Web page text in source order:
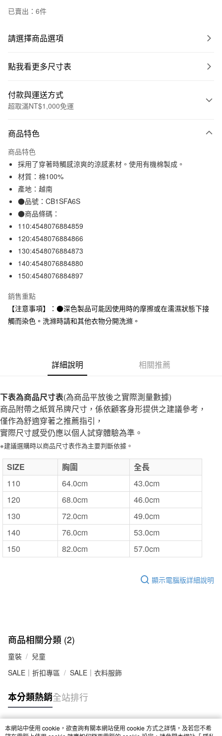
已賣出：6件
請選擇商品選項
點我看更多尺寸表
付款與運送方式
超取滿NT$1,000免運
信用卡一次付款
信用卡分期付款
3 期 0 利率 每期
合作金庫商業銀行
華南商業銀行
上海商業儲蓄銀行
臺灣中小企業銀行
匯豐（台灣）商業銀行
聯邦商業銀行
元大商業銀行
玉山商業銀行
台灣樂天信用卡公司
超商取貨付款
LINE Pay
Apple Pay
街口支付
悠遊付
全家取貨付款
每筆NT$65，滿NT$1,000(含以上)免運費
付款後7-11取貨
每筆NT$65，滿NT$1,000(含以上)免運費
宅配
每筆NT$150，滿NT$2,000(含以上)免運費
無印良品門市自取
免運費
商品特色
商品特色
採用了穿著時觸感涼爽的涼感素材。使用有機棉製成。
材質：棉100%
產地：越南
●品號：CB1SFA6S
●商品條碼：
110:4548076884859
120:4548076884866
130:4548076884873
140:4548076884880
150:4548076884897
銷售重點
【注意事項】：●深色製品可能因使用時的摩擦或在濡濕狀態下接
觸而染色。洗滌時請和其他衣物分開洗滌。
詳細說明 相關推薦
下表為商品尺寸表(為商品平放後之實際測量數據)
商品附帶之紙質吊牌尺寸，係依顧客身形提供之建議參考，
僅作為舒適穿著之推薦指引，
實際尺寸感受仍應以個人試穿體驗為準。
※建議選購時以商品尺寸表作為主要判斷依據。
SIZE 胸圍
全長
110
64.0cm
43.0cm
120
68.0cm
46.0cm
130
72.0cm
49.0cm
140
76.0cm
53.0cm
150
82.0cm 57.0cm
顯示電腦版詳細說明
商品相關分類 (2)
童裝
兒童
SALE｜折扣專區
SALE｜衣料服飾
本分類熱銷全站排行
本網站中使用 cookie，欲查詢有關本網站使用 cookie 方式之詳情，及若您不希